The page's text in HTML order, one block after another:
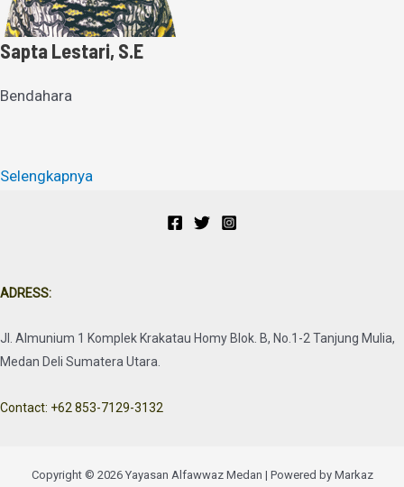
Sapta Lestari, S.E
Bendahara
Selengkapnya
ADRESS:
Jl. Almunium 1 Komplek Krakatau Homy Blok. B, No.1-2 Tanjung Mulia,
Medan Deli Sumatera Utara.
Contact: +62 853-7129-3132
Copyright © 2026 Yayasan Alfawwaz Medan | Powered by Markaz